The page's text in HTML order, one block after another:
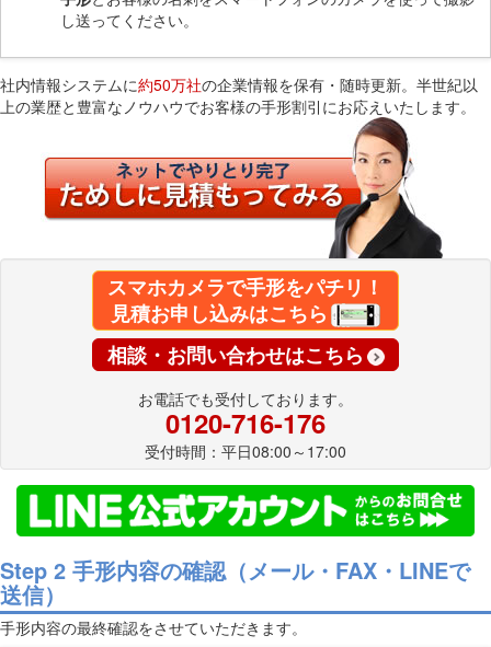
し送ってください。
社内情報システムに約50万社の企業情報を保有・随時更新。半世紀以
上の業歴と豊富なノウハウでお客様の手形割引にお応えいたします。
スマホカメラで手形をパチリ！
見積お申し込みはこちら
相談・お問い合わせはこちら
お電話でも受付しております。
0120-716-176
受付時間：平日08:00～17:00
Step 2 手形内容の確認（メール・FAX・ LINEで
送信）
手形内容の最終確認をさせていただきます。